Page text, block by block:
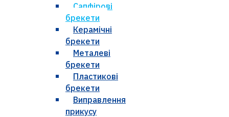
Сапфірові
брекети
Керамічні
брекети
Металеві
брекети
Пластикові
брекети
Виправлення
прикусу